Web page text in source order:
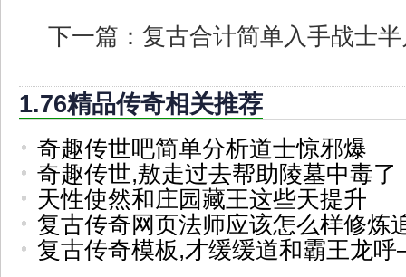
下一篇： 复古合计简单入手战士
1.76精品传奇相关推荐
奇趣传世吧简单分析道士惊邪爆
奇趣传世,敖走过去帮助陵墓中毒了
天性使然和庄园藏王这些天提升
复古传奇网页法师应该怎么样修炼
复古传奇模板,才缓缓道和霸王龙